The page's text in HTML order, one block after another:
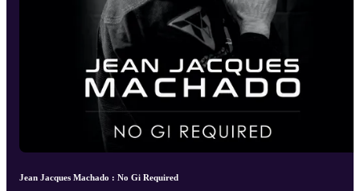
Jean Jacques Machado : No Gi Required